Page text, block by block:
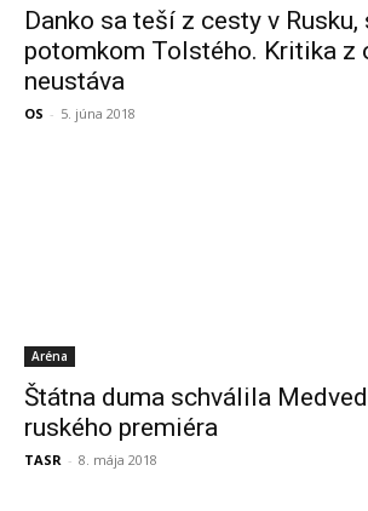
Danko sa teší z cesty v
potomkom Tolstého. Kritika z
neustáva
OS - 5. júna 2018
Aréna
Štátna duma schválila
ruského premiéra
TASR - 8. mája 2018